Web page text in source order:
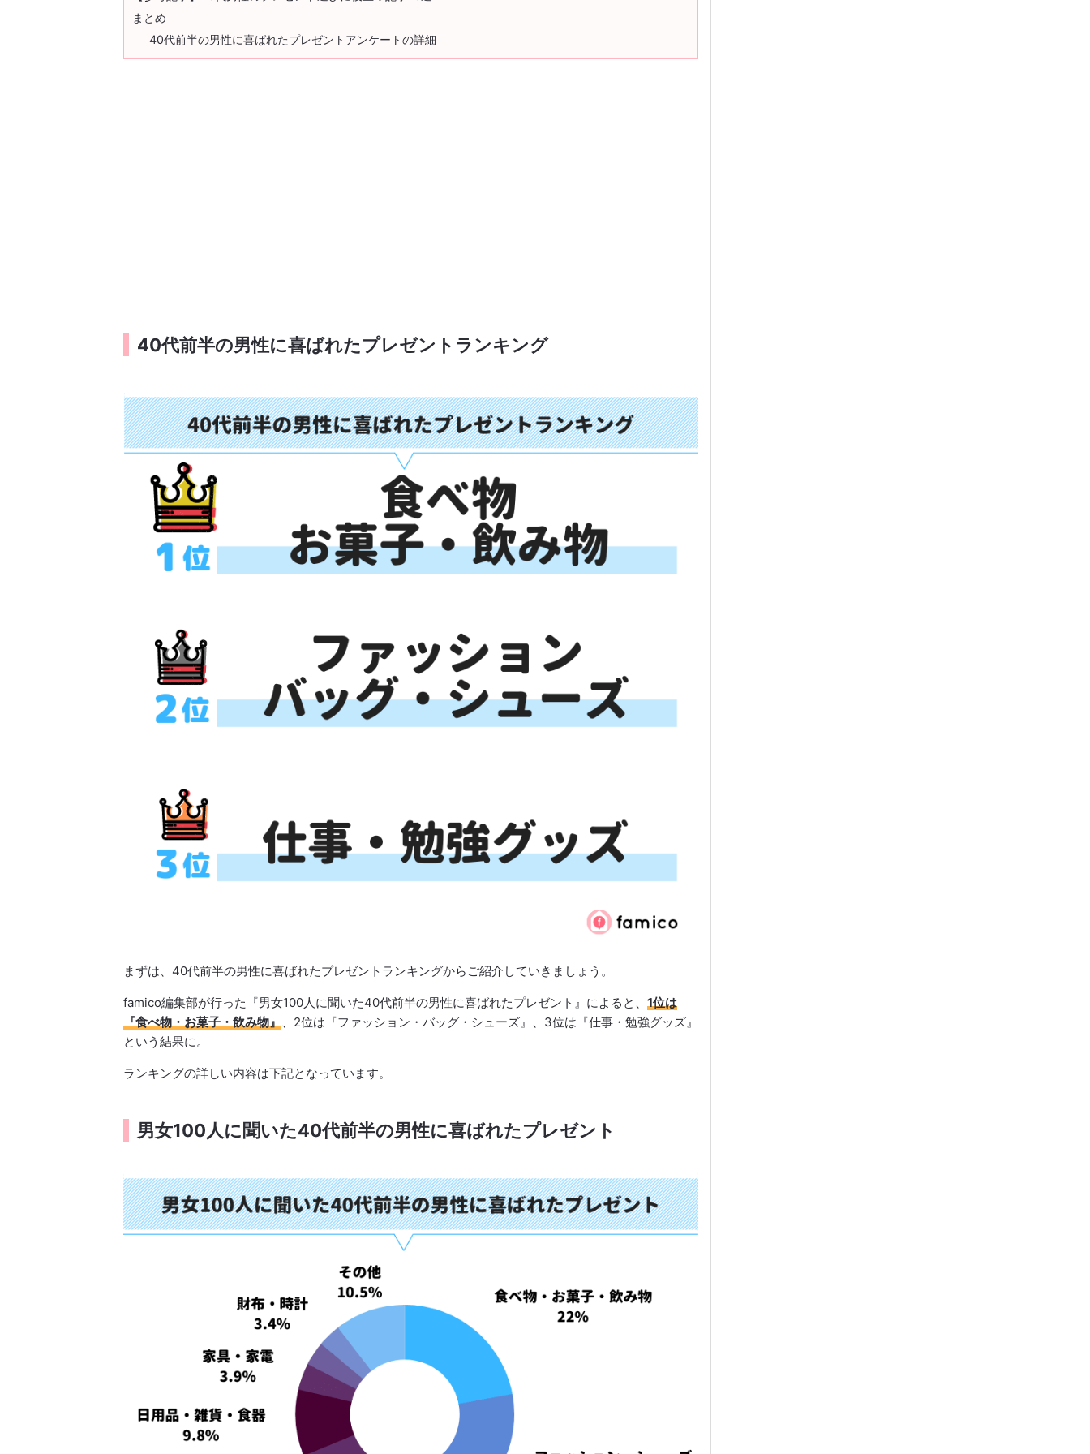
まとめ
40代前半の男性に喜ばれたプレゼントアンケートの詳細
40代前半の男性に喜ばれたプレゼントランキング
まずは、40代前半の男性に喜ばれたプレゼントランキングからご紹介していきましょう。
famico編集部が行った『男女100人に聞いた40代前半の男性に喜ばれたプレゼント』によると、 1位は
『食べ物・お菓子・飲み物』、2位は『ファッション・バッグ・シューズ』、3位は『仕事・勉強グッズ』
という結果に。
ランキングの詳しい内容は下記となっています。
男女100人に聞いた40代前半の男性に喜ばれたプレゼント